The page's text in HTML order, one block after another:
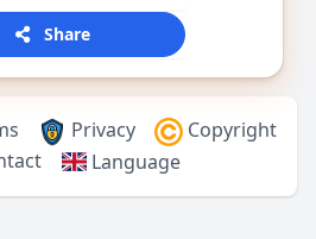
Share
Privacy
Copyright
Language